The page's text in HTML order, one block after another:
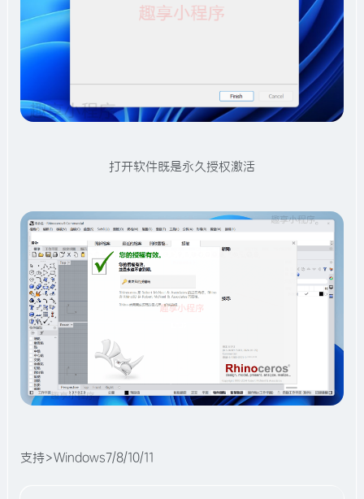
打开软件既是永久授权激活
支持>Windows7/8/10/11